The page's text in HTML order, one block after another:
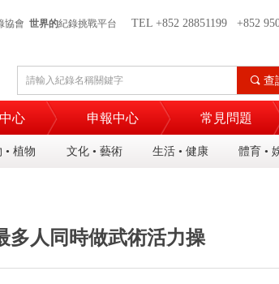
• 植物 文化 • 藝術 生活 • 健康 體育 •
끠 查
心 申報中心 常見問題
協會 世界的紀錄挑戰平台 TEL +852 28851199 +852
多人同時做武術活力操